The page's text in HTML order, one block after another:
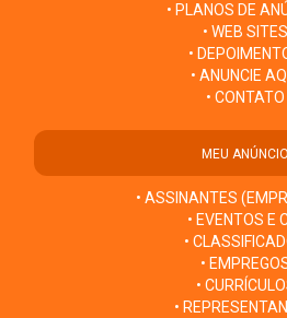
• PLANOS DE
• WEB SITES
•
• ANUNCIE
• CONTATO
MEU ANÚNCIO
• ASSINANTES
• EVENTOS E
•
•
•
•